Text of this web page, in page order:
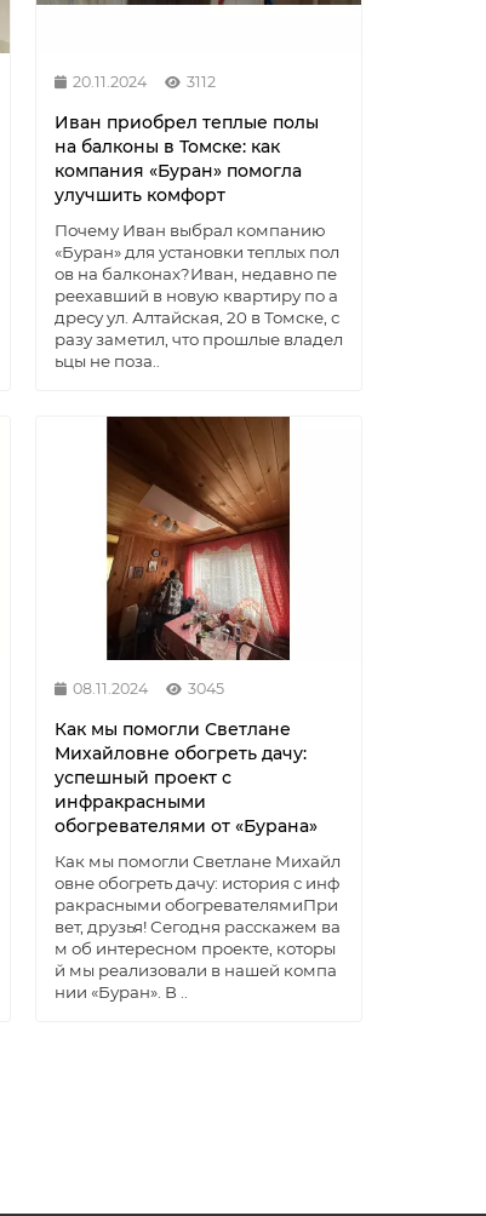
20.11.2024 3112
Иван приобрел теплые полы
на балконы в Томске: как
компания «Буран» помогла
улучшить комфорт
Почему Иван выбрал компанию
«Буран» для установки теплых пол
ов на балконах?Иван, недавно пе
реехавший в новую квартиру по а
дресу ул. Алтайская, 20 в Томске, с
разу заметил, что прошлые владел
ьцы не поза..
08.11.2024 3045
Как мы помогли Светлане
Михайловне обогреть дачу:
успешный проект с
инфракрасными
обогревателями от «Бурана»
Как мы помогли Светлане Михайл
овне обогреть дачу: история с инф
ракрасными обогревателямиПри
вет, друзья! Сегодня расскажем ва
м об интересном проекте, которы
й мы реализовали в нашей компа
нии «Буран». В ..